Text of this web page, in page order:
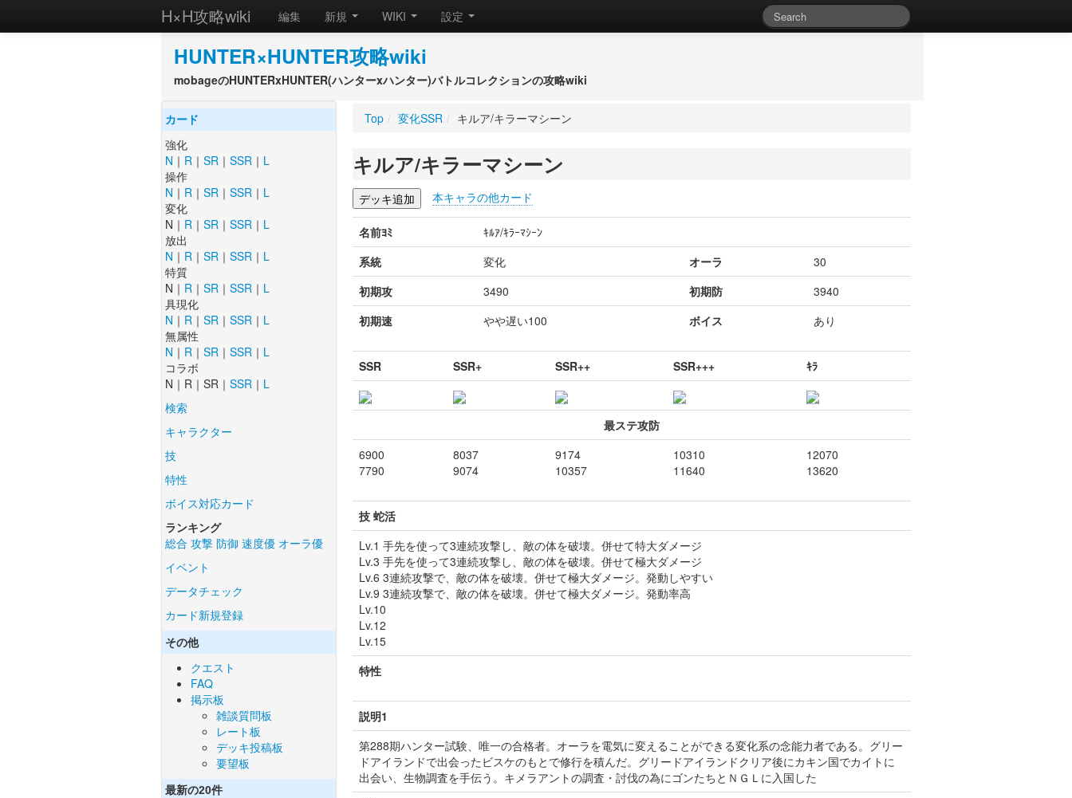
H×H攻略wiki 編集 新規 WIKI 設定
HUNTER×HUNTER攻略wiki
mobageのHUNTERxHUNTER(ハンターxハンター)バトルコレクションの攻略wiki
カード
強化
N ｜ R ｜ SR ｜ SSR ｜ L
操作
N ｜ R ｜ SR ｜ SSR ｜ L
変化
N｜ R ｜ SR ｜ SSR ｜ L
放出
N ｜ R ｜ SR ｜ SSR ｜ L
特質
N｜ R ｜ SR ｜ SSR ｜ L
具現化
N ｜ R ｜ SR ｜ SSR ｜ L
無属性
N ｜ R ｜ SR ｜ SSR ｜ L
コラボ
N｜R｜SR｜ SSR ｜ L
検索
キャラクター
技
特性
ボイス対応カード
ランキング
総合 攻撃 防御 速度優 オーラ優
イベント
データチェック
カード新規登録
その他
クエスト
FAQ
掲示板
雑談質問板
レート板
デッキ投稿板
要望板
最新の20件
Top / 変化SSR / キルア/キラーマシーン
キルア/キラーマシーン
本キャラの他カード
名前ﾖﾐ
ｷﾙｱ/ｷﾗｰﾏｼｰﾝ
系統
変化 オーラ
30
初期攻
3490 初期防
3940
初期速
やや遅い100 ボイス あり
SSR SSR+ SSR++ SSR+++ ｷﾗ
最ステ攻防
6900
7790
8037
9074
9174
10357
10310
11640
12070
13620
技 蛇活
Lv.1 手先を使って3連続攻撃し、敵の体を破壊。併せて特大ダメージ
Lv.3 手先を使って3連続攻撃し、敵の体を破壊。併せて極大ダメージ
Lv.6 3連続攻撃で、敵の体を破壊。併せて極大ダメージ。発動しやすい
Lv.9 3連続攻撃で、敵の体を破壊。併せて極大ダメージ。発動率高
Lv.10
Lv.12
Lv.15
特性
説明1
第288期ハンター試験、唯一の合格者。オーラを電気に変えることができる変化系の念能力者である。グリー
ドアイランドで出会ったビスケのもとで修行を積んだ。グリードアイランドクリア後にカキン国でカイトに
出会い、生物調査を手伝う。キメラアントの調査・討伐の為にゴンたちとＮＧＬに入国した